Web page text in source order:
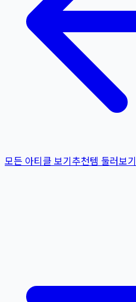
모든 아티클 보기추천템 둘러보기